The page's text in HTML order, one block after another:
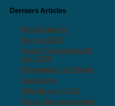
Derniers Articles
Refonte du site
Reprise 2026
Article Télégramme 20
Juin 2025
Présentation de l'Aïkido
Localisation
Fête du sport 2022
Forum des associations